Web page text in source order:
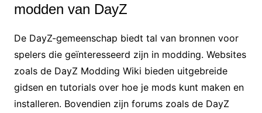
modden van DayZ
De DayZ-gemeenschap biedt tal van bronnen voor
spelers die geïnteresseerd zijn in modding. Websites
zoals de DayZ Modding Wiki bieden uitgebreide
gidsen en tutorials over hoe je mods kunt maken en
installeren. Bovendien zijn forums zoals de DayZ